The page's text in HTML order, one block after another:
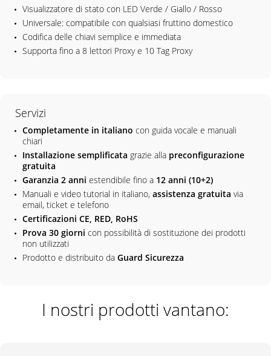
Visualizzatore di stato con LED Verde / Giallo / Rosso
Universale: compatibile con qualsiasi fruttino domestico
Codifica delle chiavi semplice e immediata
Supporta fino a 8 lettori Proxy e 10 Tag Proxy
Servizi
Completamente in italiano con guida vocale e manuali
chiari
Installazione semplificata grazie alla preconfigurazione
gratuita
Garanzia 2 anni estendibile fino a 12 anni (10+2)
Manuali e video tutorial in italiano, assistenza gratuita via
email, ticket e telefono
Certificazioni CE, RED, RoHS
Prova 30 giorni con possibilità di sostituzione dei prodotti
non utilizzati
Prodotto e distribuito da Guard Sicurezza
I nostri prodotti vantano: